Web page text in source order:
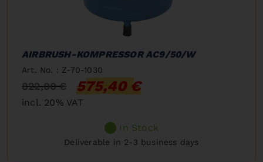
AIRBRUSH-KOMPRESSOR AC9/50/W
Art. No. : Z-70-1030
822,00 € 575,40 €
incl. 20% VAT
In Stock
Deliverable in 2-3 business days